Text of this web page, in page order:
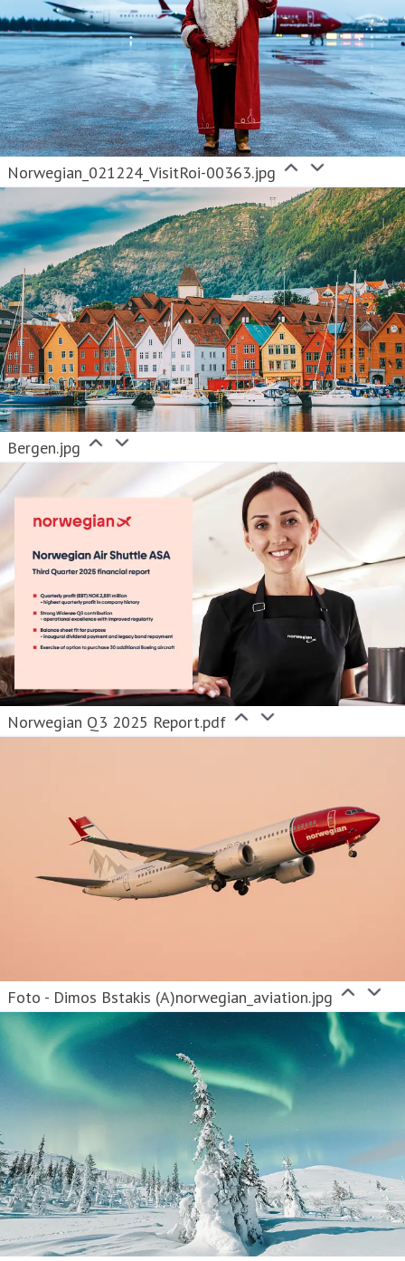
Norwegian_021224_VisitRoi-00363.jpg
Bergen.jpg
Norwegian Q3 2025 Report.pdf
Foto - Dimos Bstakis (A)norwegian_aviation.jpg